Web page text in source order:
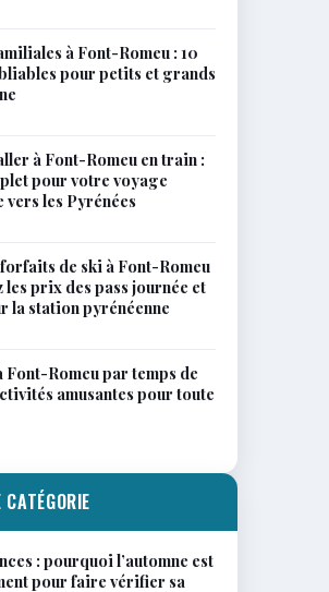
à Font-Romeu : 10
pour petits et grands
à Font-Romeu en train :
pour votre voyage
les Pyrénées
de ski à Font-Romeu
les prix des pass journée et
la station pyrénéenne
Font-Romeu par temps de
amusantes pour toute
: pourquoi l’automne est
pour faire vérifier sa